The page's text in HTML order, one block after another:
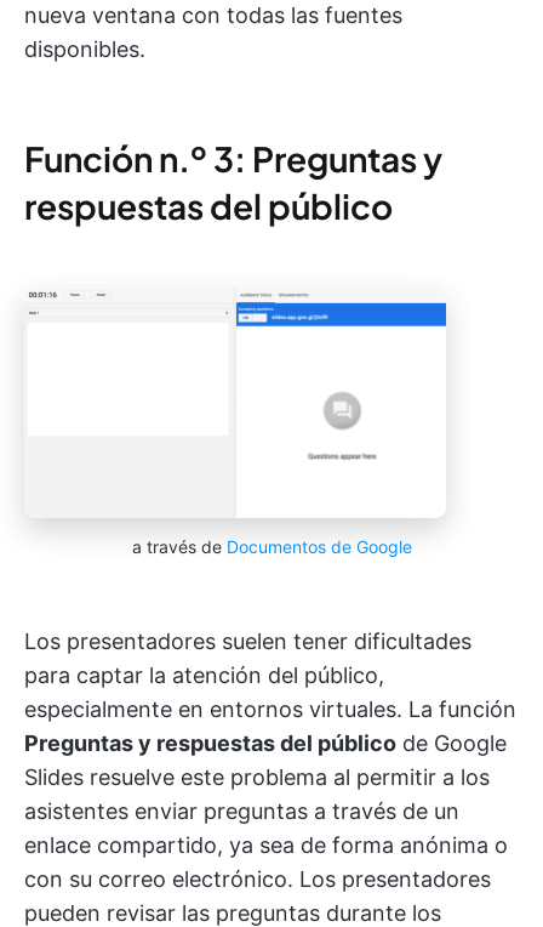
nueva ventana con todas las fuentes
disponibles.
Función n.º 3: Preguntas y
respuestas del público
a través de Documentos de Google
Los presentadores suelen tener dificultades
para captar la atención del público,
especialmente en entornos virtuales. La función
Preguntas y respuestas del público de Google
Slides resuelve este problema al permitir a los
asistentes enviar preguntas a través de un
enlace compartido, ya sea de forma anónima o
con su correo electrónico. Los presentadores
pueden revisar las preguntas durante los